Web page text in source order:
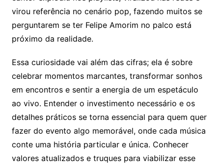
virou referência no cenário pop, fazendo muitos se
perguntarem se ter Felipe Amorim no palco está
próximo da realidade.
Essa curiosidade vai além das cifras; ela é sobre
celebrar momentos marcantes, transformar sonhos
em encontros e sentir a energia de um espetáculo
ao vivo. Entender o investimento necessário e os
detalhes práticos se torna essencial para quem quer
fazer do evento algo memorável, onde cada música
conte uma história particular e única. Conhecer
valores atualizados e truques para viabilizar esse